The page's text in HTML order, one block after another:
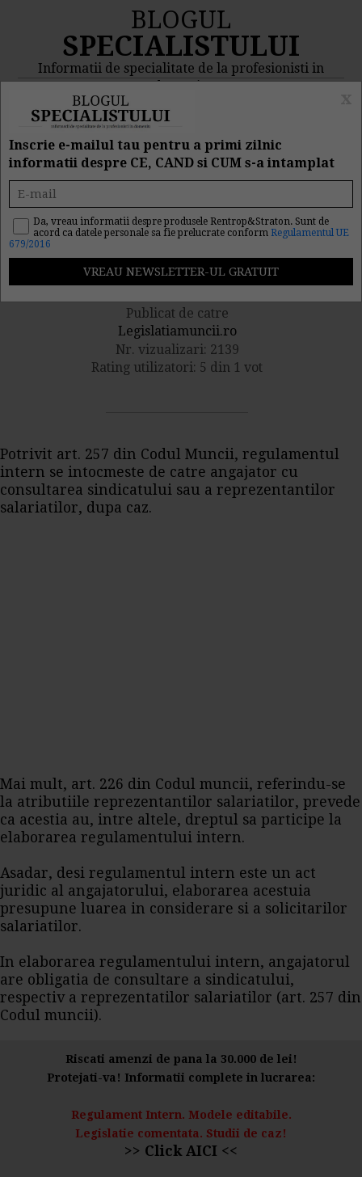
BLOGUL
SPECIALISTULUI
Informatii de specialitate de la profesionisti in
domeniu
MENIU
Tot ce trebuie sa stii
despre Regulamentul
Intern
Publicat de catre
Legislatiamuncii.ro
Nr. vizualizari: 2139
Rating utilizatori: 5 din 1 vot
Potrivit art. 257 din Codul Muncii, regulamentul
intern se intocmeste de catre angajator cu
consultarea sindicatului sau a reprezentantilor
salariatilor, dupa caz.
Mai mult, art. 226 din Codul muncii, referindu-se
la atributiile reprezentantilor salariatilor, prevede
ca acestia au, intre altele, dreptul sa participe la
elaborarea regulamentului intern.
Asadar, desi regulamentul intern este un act
juridic al angajatorului, elaborarea acestuia
presupune luarea in considerare si a solicitarilor
salariatilor.
In elaborarea regulamentului intern, angajatorul
are obligatia de consultare a sindicatului,
respectiv a reprezentatilor salariatilor (art. 257 din
Codul muncii).
Riscati amenzi de pana la 30.000 de lei!
Protejati-va! Informatii complete in lucrarea:
Regulament Intern. Modele editabile.
Legislatie comentata. Studii de caz!
>> Click AICI <<
Inscrie e-mailul tau pentru a primi zilnic
informatii despre CE, CAND si CUM s-a intamplat
Da, vreau informatii despre produsele Rentrop&Straton. Sunt de
acord ca datele personale sa fie prelucrate conform Regulamentul UE
679/2016